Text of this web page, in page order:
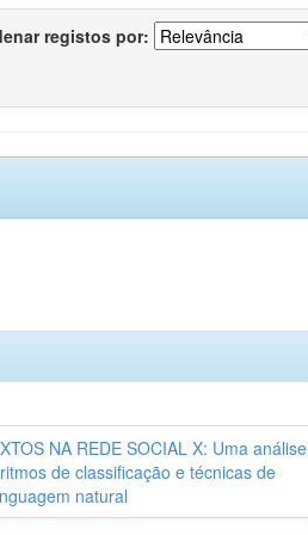
registos por:
NA REDE SOCIAL X: Uma análise
de classificação e técnicas de
natural